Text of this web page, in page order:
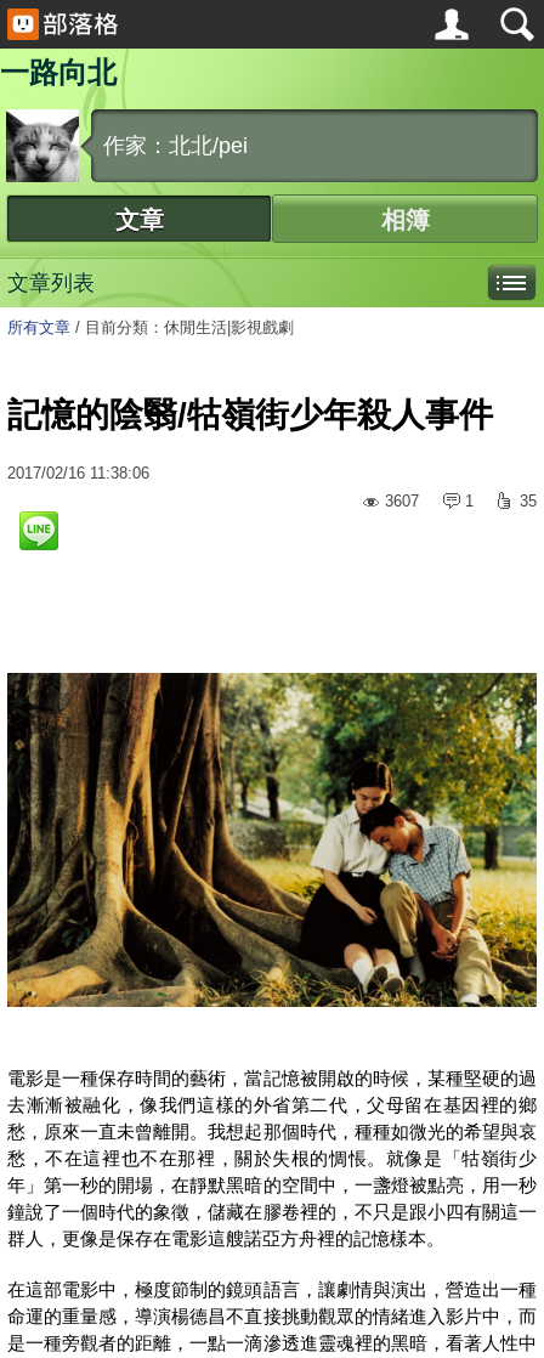
一路向北
作家：北北/pei
文章 相簿
文章列表
所有文章 / 目前分類：休閒生活|影視戲劇
記憶的陰翳/牯嶺街少年殺人事件
2017/02/16 11:38:06
3607
1 35
電影是一種保存時間的藝術，當記憶被開啟的時候，某種堅硬的過
去漸漸被融化，像我們這樣的外省第二代，父母留在基因裡的鄉
愁，原來一直未曾離開。我想起那個時代，種種如微光的希望與哀
愁，不在這裡也不在那裡，關於失根的惆悵。就像是「牯嶺街少
年」第一秒的開場，在靜默黑暗的空間中，一盞燈被點亮，用一秒
鐘說了一個時代的象徵，儲藏在膠卷裡的，不只是跟小四有關這一
群人，更像是保存在電影這艘諾亞方舟裡的記憶樣本。
在這部電影中，極度節制的鏡頭語言，讓劇情與演出，營造出一種
命運的重量感，導演楊德昌不直接挑動觀眾的情緒進入影片中，而
是一種旁觀者的距離，一點一滴滲透進靈魂裡的黑暗，看著人性中